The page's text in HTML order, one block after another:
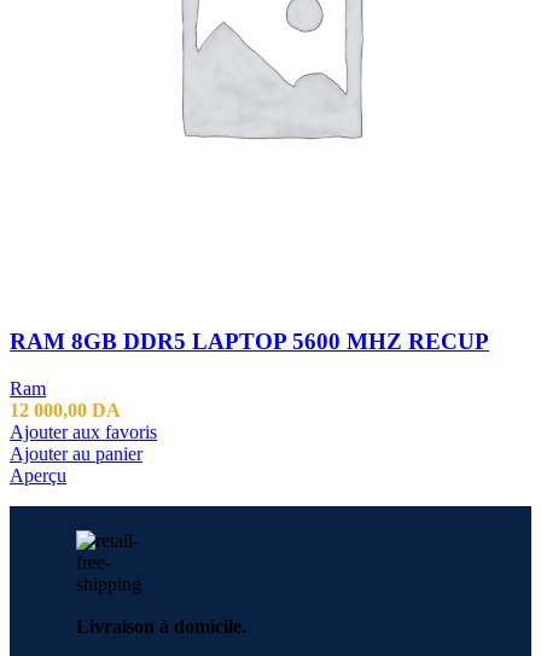
RAM 8GB DDR5 LAPTOP 5600 MHZ RECUP
Ram
12 000,00 DA
Ajouter aux favoris
Ajouter au panier
Aperçu
Livraison à domicile.